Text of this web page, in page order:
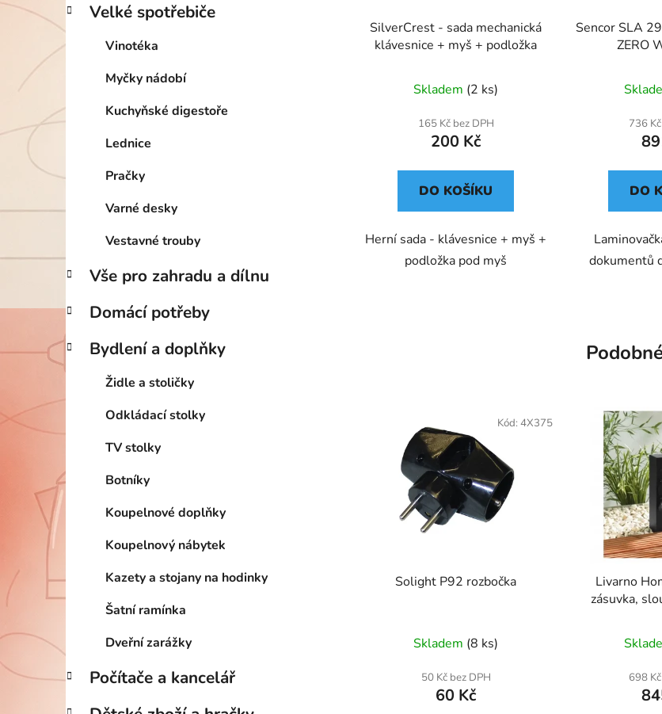
Velké spotřebiče
Vinotéka
Myčky nádobí
Kuchyňské digestoře
Lednice
Pračky
Varné desky
Vestavné trouby
Vše pro zahradu a dílnu
Domácí potřeby
Bydlení a doplňky
Židle a stoličky
Odkládací stolky
TV stolky
Botníky
Koupelnové doplňky
Koupelnový nábytek
Kazety a stojany na hodinky
Šatní ramínka
Dveřní zarážky
Počítače a kancelář
SilverCrest - sada mechanická
klávesnice + myš + podložka
Skladem (2 ks)
165 Kč bez DPH
200 Kč
DO KOŠÍKU
Herní sada - klávesnice + myš +
podložka pod myš
Sencor SLA
ZERO
736
DO
dokumentů
Solight P92 rozbočka
Skladem (8 ks)
50 Kč bez DPH
60 Kč
Kód: 4X375
Livarno
zásuvka,
698